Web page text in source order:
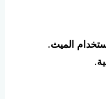
الميث.